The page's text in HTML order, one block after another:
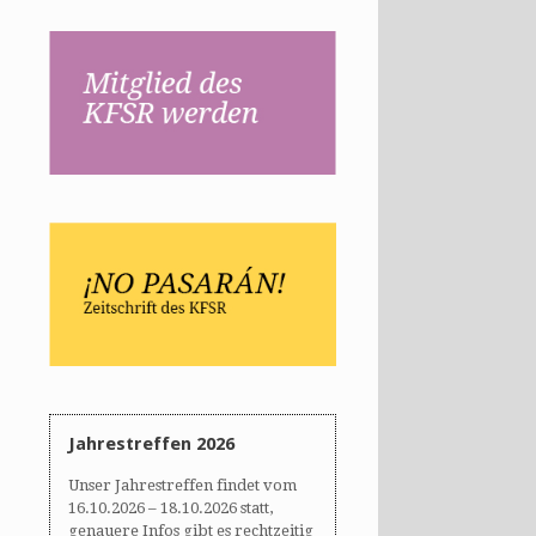
Jahrestreffen 2026
Unser Jahrestreffen findet vom
16.10.2026 – 18.10.2026 statt,
genauere Infos gibt es rechtzeitig